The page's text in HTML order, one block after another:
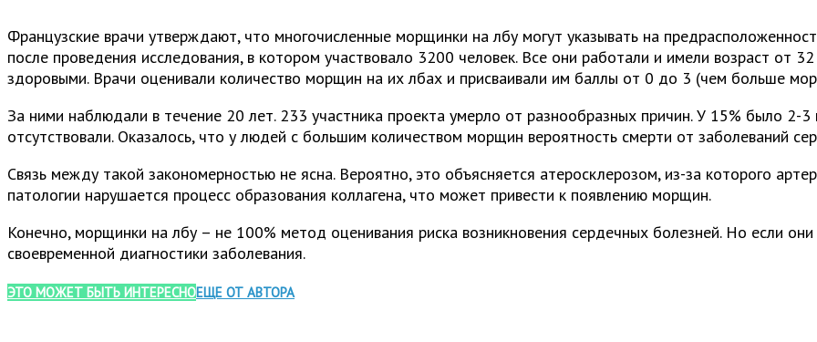
Французские врачи утверждают, что многочисленные морщинки на лбу могут указывать на
после проведения исследования, в котором участвовало 3200 человек. Все они работали и имели возраст от
здоровыми. Врачи оценивали количество морщин на их лбах и присваивали им баллы от 0 до 3 (чем больше
За ними наблюдали в течение 20 лет. 233 участника проекта умерло от разнообразных причин. У 15% было
отсутствовали. Оказалось, что у людей с большим количеством морщин вероятность смерти от заболеваний
Связь между такой закономерностью не ясна. Вероятно, это объясняется атеросклерозом, из-за которого
патологии нарушается процесс образования коллагена, что может привести к появлению морщин.
Конечно, морщинки на лбу – не 100% метод оценивания риска возникновения сердечных болезней. Но если
своевременной диагностики заболевания.
ЭТО МОЖЕТ БЫТЬ ИНТЕРЕСНОЕЩЕ ОТ АВТОРА